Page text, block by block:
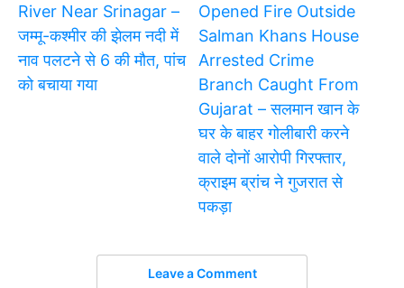
River Near Srinagar –
जम्मू-कश्मीर की झेलम नदी में
नाव पलटने से 6 की मौत, पांच
को बचाया गया
Opened Fire Outside
Salman Khans House
Arrested Crime
Branch Caught From
Gujarat – सलमान खान के
घर के बाहर गोलीबारी करने
वाले दोनों आरोपी गिरफ्तार,
क्राइम ब्रांच ने गुजरात से
पकड़ा
Leave a Comment